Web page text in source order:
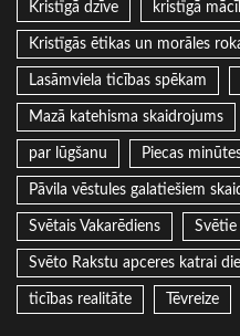
Kristīgā dzīve kristīgā
Kristīgās ētikas un morāles
Lasāmviela ticības spēkam
Mazā katehisma skaidrojums
par lūgšanu Piecas
Pāvila vēstules galatiešiem
Svētais Vakarēdiens Svētie
Svēto Rakstu apceres katrai
ticības realitāte Tēvreize